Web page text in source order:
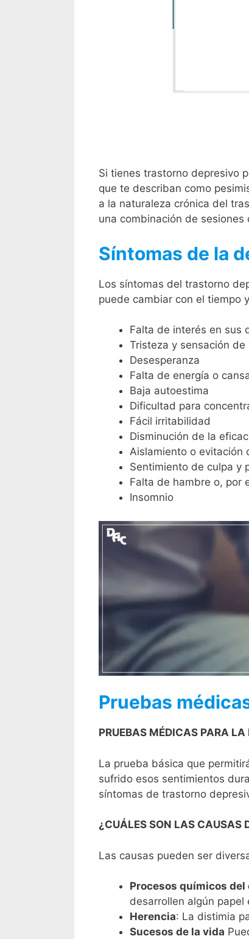
Si tienes trastorno depresivo
que te describan como
a la naturaleza crónica del
una combinación de
Síntomas de la
Los síntomas del trastorno
puede cambiar con el tiempo
Falta de interés en sus
Tristeza y sensación de
Desesperanza
Falta de energía o
Baja autoestima
Dificultad para
Fácil irritabilidad
Disminución de la
Aislamiento o evitación
Sentimiento de culpa y
Falta de hambre o, por
Insomnio
Pruebas
PRUEBAS MÉDICAS PARA LA
La prueba básica que
sufrido esos sentimientos
síntomas de trastorno
¿CUÁLES SON LAS CAUSAS
Las causas pueden ser
Procesos químicos del
desarrollen algún papel
Herencia: La distimia
Sucesos de la vida